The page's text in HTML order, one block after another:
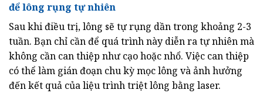
để lông rụng tự nhiên
Sau khi điều trị, lông sẽ tự rụng dần trong khoảng 2-3
tuần. Bạn chỉ cần để quá trình này diễn ra tự nhiên mà
không cần can thiệp như cạo hoặc nhổ. Việc can thiệp
có thể làm gián đoạn chu kỳ mọc lông và ảnh hưởng
đến kết quả của liệu trình triệt lông bằng laser.